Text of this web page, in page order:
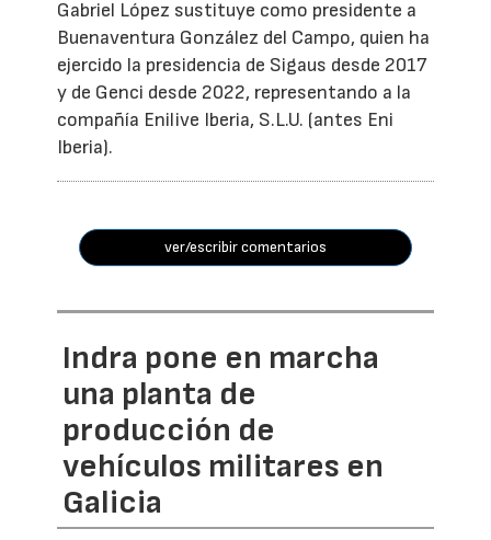
Gabriel López sustituye como presidente a
Buenaventura González del Campo, quien ha
ejercido la presidencia de Sigaus desde 2017
y de Genci desde 2022, representando a la
compañía Enilive Iberia, S.L.U. (antes Eni
Iberia).
ver/escribir comentarios
Indra pone en marcha
una planta de
producción de
vehículos militares en
Galicia